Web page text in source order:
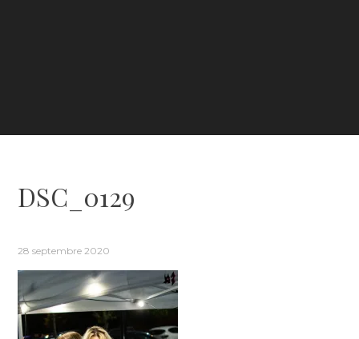
DSC_0129
28 septembre 2020